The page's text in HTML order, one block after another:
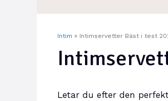
Intim » Intimservetter Bäst i test
Letar du efter den